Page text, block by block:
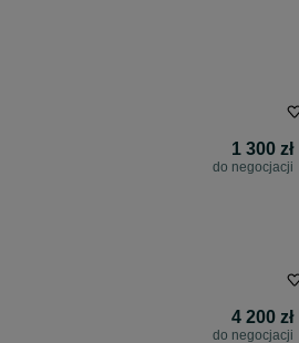
1 300 zł
do negocjacji
4 200 zł
do negocjacji